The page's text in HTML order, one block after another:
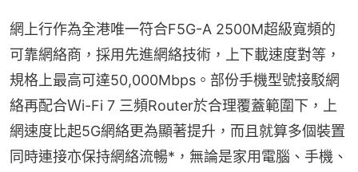
網上行作為全港唯一符合F5G-A 2500M超級寬頻的
可靠網絡商，採用先進網絡技術，上下載速度對等，
規格上最高可達50,000Mbps。部份手機型號接駁網
絡再配合Ｗi-Fi 7 三頻Router於合理覆蓋範圍下，上
網速度比起5G網絡更為顯著提升，而且就算多個裝置
同時連接亦保持網絡流暢*，無論是家用電腦、手機、